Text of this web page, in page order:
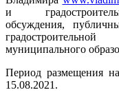
и
обсуждения,
муниципального
Период размещения
15.08.2021.